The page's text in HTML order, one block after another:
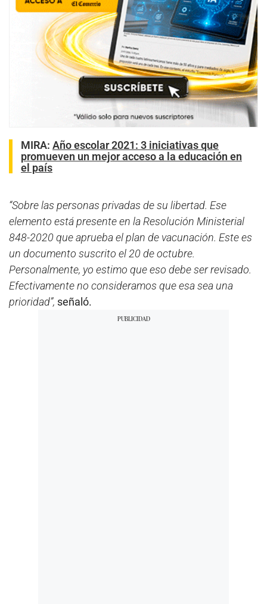
MIRA: Año escolar 2021: 3 iniciativas que
promueven un mejor acceso a la educación en
el país
“Sobre las personas privadas de su libertad. Ese
elemento está presente en la Resolución Ministerial
848-2020 que aprueba el plan de vacunación. Este es
un documento suscrito el 20 de octubre.
Personalmente, yo estimo que eso debe ser revisado.
Efectivamente no consideramos que esa sea una
prioridad”, señaló.